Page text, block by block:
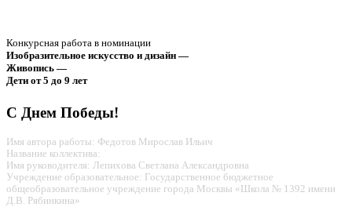
Конкурсная работа в номинации
Изобразительное искусство и дизайн —
Живопись —
Дети от 5 до 9 лет
С Днем Победы!
Имя автора работы: Федотов Мирослав Ильич
Название коллектива:
Имя руководителя: Лепихова Светлана Александровна
Учреждение образовательное: Государственное бюджетное
общеобразовательное учреждение города Москвы «Школа № 1392 имени
Д.В. Рябинкина»